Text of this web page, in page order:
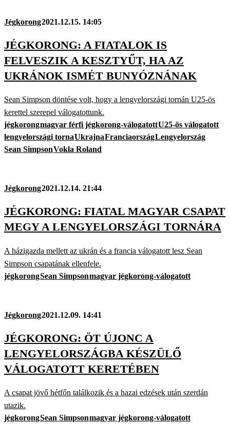
Jégkorong2021.12.15. 14:05
JÉGKORONG: A FIATALOK IS
FELVESZIK A KESZTYŰT, HA AZ
UKRÁNOK ISMÉT BUNYÓZNÁNAK
Sean Simpson döntése volt, hogy a lengyelországi tornán U25-ös
kerettel szerepel válogatottunk.
jégkorongmagyar férfi jégkorong-válogatottU25-ös válogatott
lengyelországi tornaUkrajnaFranciaországLengyelország
Sean SimpsonVokla Roland
Jégkorong2021.12.14. 21:44
JÉGKORONG: FIATAL MAGYAR CSAPAT
MEGY A LENGYELORSZÁGI TORNÁRA
A házigazda mellett az ukrán és a francia válogatott lesz Sean
Simpson csapatának ellenfele.
jégkorongSean Simpsonmagyar jégkorong-válogatott
Jégkorong2021.12.09. 14:41
JÉGKORONG: ÖT ÚJONC A
LENGYELORSZÁGBA KÉSZÜLŐ
VÁLOGATOTT KERETÉBEN
A csapat jövő hétfőn találkozik és a hazai edzések után szerdán
utazik.
jégkorongSean Simpsonmagyar jégkorong-válogatott